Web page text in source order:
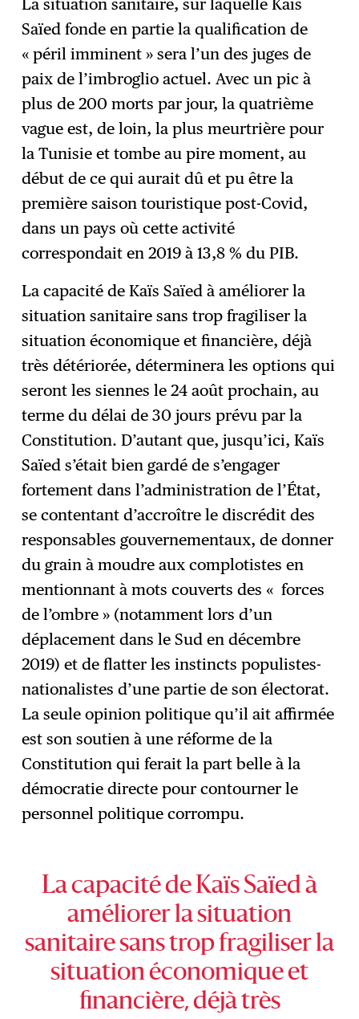
La situation sanitaire, sur laquelle Kaïs
Saïed fonde en partie la qualification de
« péril imminent » sera l’un des juges de
paix de l’imbroglio actuel. Avec un pic à
plus de 200 morts par jour, la quatrième
vague est, de loin, la plus meurtrière pour
la Tunisie et tombe au pire moment, au
début de ce qui aurait dû et pu être la
première saison touristique post-Covid,
dans un pays où cette activité
correspondait en 2019 à 13,8 % du PIB.
La capacité de Kaïs Saïed à améliorer la
situation sanitaire sans trop fragiliser la
situation économique et financière, déjà
très détériorée, déterminera les options qui
seront les siennes le 24 août prochain, au
terme du délai de 30 jours prévu par la
Constitution. D’autant que, jusqu’ici, Kaïs
Saïed s’était bien gardé de s’engager
fortement dans l’administration de l’État,
se contentant d’accroître le discrédit des
responsables gouvernementaux, de donner
du grain à moudre aux complotistes en
mentionnant à mots couverts des « forces
de l’ombre » (notamment lors d’un
déplacement dans le Sud en décembre
2019) et de flatter les instincts populistes-
nationalistes d’une partie de son électorat.
La seule opinion politique qu’il ait affirmée
est son soutien à une réforme de la
Constitution qui ferait la part belle à la
démocratie directe pour contourner le
personnel politique corrompu.
La capacité de Kaïs Saïed à
améliorer la situation
sanitaire sans trop fragiliser la
situation économique et
financière, déjà très